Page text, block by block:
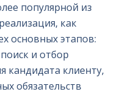
популярной из
как
основных этапов:
и отбор
кандидата клиенту,
обязательств